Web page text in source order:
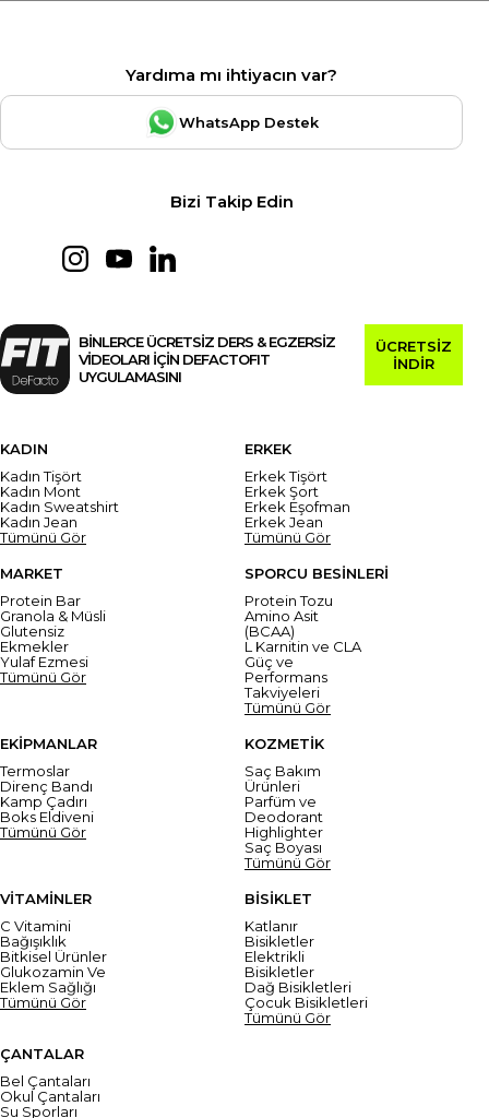
Yardıma mı ihtiyacın var?
WhatsApp Destek
Bizi Takip Edin
BİNLERCE ÜCRETSİZ DERS & EGZERSİZ
VİDEOLARI İÇİN DEFACTOFIT
UYGULAMASINI
ÜCRETSİZ
İNDİR
KADIN
Kadın Tişört
Kadın Mont
Kadın Sweatshirt
Kadın Jean
Tümünü Gör
ERKEK
Erkek Tişört
Erkek Şort
Erkek Eşofman
Erkek Jean
Tümünü Gör
MARKET
Protein Bar
Granola & Müsli
Glutensiz
Ekmekler
Yulaf Ezmesi
Tümünü Gör
SPORCU BESİNLERİ
Protein Tozu
Amino Asit
(BCAA)
L Karnitin ve CLA
Güç ve
Performans
Takviyeleri
Tümünü Gör
EKİPMANLAR
Termoslar
Direnç Bandı
Kamp Çadırı
Boks Eldiveni
Tümünü Gör
KOZMETİK
Saç Bakım
Ürünleri
Parfüm ve
Deodorant
Highlighter
Saç Boyası
Tümünü Gör
VİTAMİNLER
C Vitamini
Bağışıklık
Bitkisel Ürünler
Glukozamin Ve
Eklem Sağlığı
Tümünü Gör
BİSİKLET
Katlanır
Bisikletler
Elektrikli
Bisikletler
Dağ Bisikletleri
Çocuk Bisikletleri
Tümünü Gör
ÇANTALAR
Bel Çantaları
Okul Çantaları
Su Sporları